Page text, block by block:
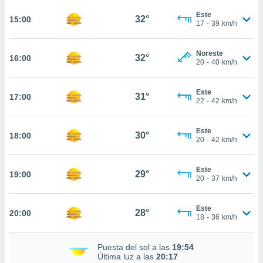
que
sean
para
ni para
no
web a
15:00 32°
Este
17 - 39 km/h
16:00 32°
Noreste
20 - 40 km/h
17:00 31°
Este
22 - 42 km/h
18:00 30°
Este
20 - 42 km/h
19:00 29°
Este
20 - 37 km/h
20:00 28°
Este
18 - 36 km/h
Puesta del sol a las 19:54
Última luz a las 20:17